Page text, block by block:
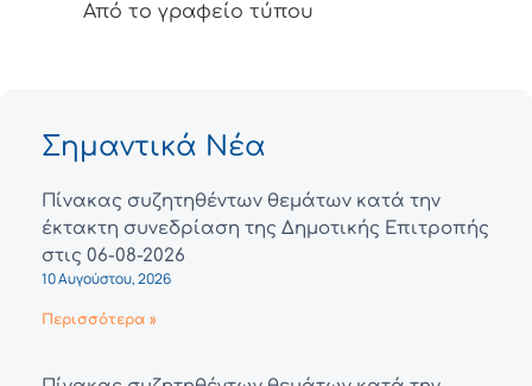
Από το γραφείο τύπου
Σημαντικά Νέα
Πίνακας συζητηθέντων θεμάτων κατά την
έκτακτη συνεδρίαση της Δημοτικής Επιτροπής
στις 06-08-2026
10 Αυγούστου, 2026
Περισσότερα »